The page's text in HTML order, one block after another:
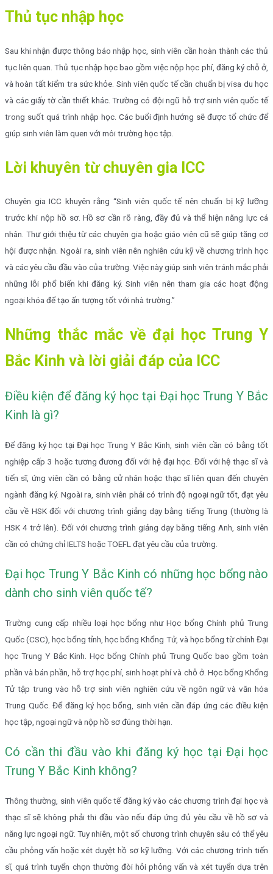
Thủ tục nhập học
Sau khi nhận được thông báo nhập học, sinh viên cần hoàn thành các thủ
tục liên quan. Thủ tục nhập học bao gồm việc nộp học phí, đăng ký chỗ ở,
và hoàn tất kiểm tra sức khỏe. Sinh viên quốc tế cần chuẩn bị visa du học
và các giấy tờ cần thiết khác. Trường có đội ngũ hỗ trợ sinh viên quốc tế
trong suốt quá trình nhập học. Các buổi định hướng sẽ được tổ chức để
giúp sinh viên làm quen với môi trường học tập.
Lời khuyên từ chuyên gia ICC
Chuyên gia ICC khuyên rằng “Sinh viên quốc tế nên chuẩn bị kỹ lưỡng
trước khi nộp hồ sơ. Hồ sơ cần rõ ràng, đầy đủ và thể hiện năng lực cá
nhân. Thư giới thiệu từ các chuyên gia hoặc giáo viên cũ sẽ giúp tăng cơ
hội được nhận. Ngoài ra, sinh viên nên nghiên cứu kỹ về chương trình học
và các yêu cầu đầu vào của trường. Việc này giúp sinh viên tránh mắc phải
những lỗi phổ biến khi đăng ký. Sinh viên nên tham gia các hoạt động
ngoại khóa để tạo ấn tượng tốt với nhà trường.”
Những thắc mắc về đại học Trung Y
Bắc Kinh và lời giải đáp của ICC
Điều kiện để đăng ký học tại Đại học Trung Y Bắc
Kinh là gì?
Để đăng ký học tại Đại học Trung Y Bắc Kinh, sinh viên cần có bằng tốt
nghiệp cấp 3 hoặc tương đương đối với hệ đại học. Đối với hệ thạc sĩ và
tiến sĩ, ứng viên cần có bằng cử nhân hoặc thạc sĩ liên quan đến chuyên
ngành đăng ký. Ngoài ra, sinh viên phải có trình độ ngoại ngữ tốt, đạt yêu
cầu về HSK đối với chương trình giảng dạy bằng tiếng Trung (thường là
HSK 4 trở lên). Đối với chương trình giảng dạy bằng tiếng Anh, sinh viên
cần có chứng chỉ IELTS hoặc TOEFL đạt yêu cầu của trường.
Đại học Trung Y Bắc Kinh có những học bổng nào
dành cho sinh viên quốc tế?
Trường cung cấp nhiều loại học bổng như Học bổng Chính phủ Trung
Quốc (CSC), học bổng tỉnh, học bổng Khổng Tử, và học bổng từ chính Đại
học Trung Y Bắc Kinh. Học bổng Chính phủ Trung Quốc bao gồm toàn
phần và bán phần, hỗ trợ học phí, sinh hoạt phí và chỗ ở. Học bổng Khổng
Tử tập trung vào hỗ trợ sinh viên nghiên cứu về ngôn ngữ và văn hóa
Trung Quốc. Để đăng ký học bổng, sinh viên cần đáp ứng các điều kiện
học tập, ngoại ngữ và nộp hồ sơ đúng thời hạn.
Có cần thi đầu vào khi đăng ký học tại Đại học
Trung Y Bắc Kinh không?
Thông thường, sinh viên quốc tế đăng ký vào các chương trình đại học và
thạc sĩ sẽ không phải thi đầu vào nếu đáp ứng đủ yêu cầu về hồ sơ và
năng lực ngoại ngữ. Tuy nhiên, một số chương trình chuyên sâu có thể yêu
cầu phỏng vấn hoặc xét duyệt hồ sơ kỹ lưỡng. Với các chương trình tiến
sĩ, quá trình tuyển chọn thường đòi hỏi phỏng vấn và xét tuyển dựa trên